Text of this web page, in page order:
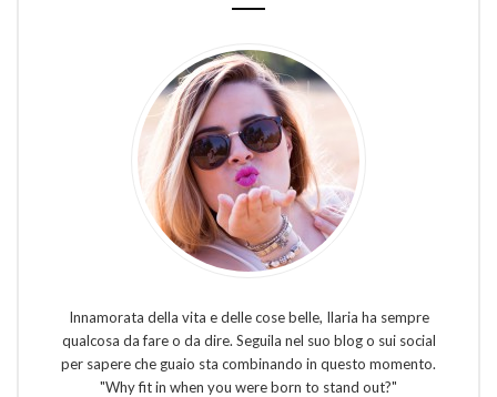
Innamorata della vita e delle cose belle, Ilaria ha sempre
qualcosa da fare o da dire. Seguila nel suo blog o sui social
per sapere che guaio sta combinando in questo momento.
"Why fit in when you were born to stand out?"